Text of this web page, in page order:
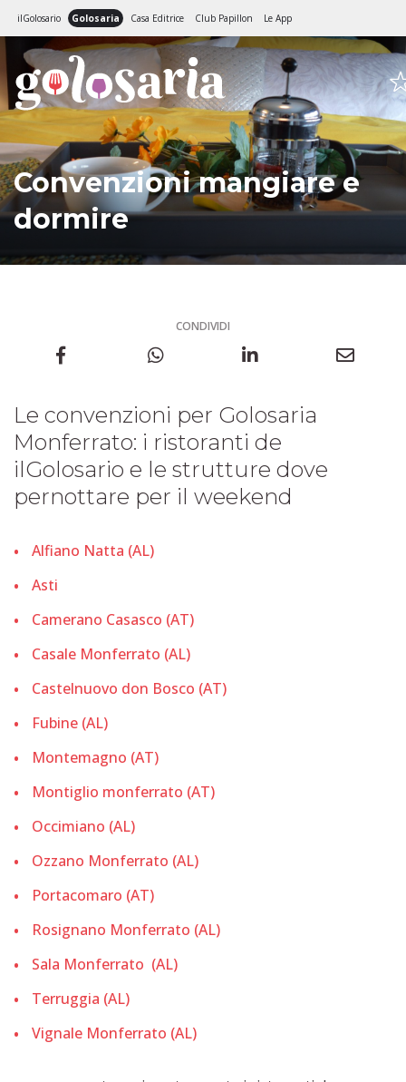
ilGolosario Golosaria Casa Editrice Club Papillon Le App
Convenzioni mangiare e
dormire
CONDIVIDI
Le convenzioni per Golosaria
Monferrato: i ristoranti de
ilGolosario e le strutture dove
pernottare per il weekend
Alfiano Natta (AL)
Asti
Camerano Casasco (AT)
Casale Monferrato (AL)
Castelnuovo don Bosco (AT)
Fubine (AL)
Montemagno (AT)
Montiglio monferrato (AT)
Occimiano (AL)
Ozzano Monferrato (AL)
Portacomaro (AT)
Rosignano Monferrato (AL)
Sala Monferrato (AL)
Terruggia (AL)
Vignale Monferrato (AL)